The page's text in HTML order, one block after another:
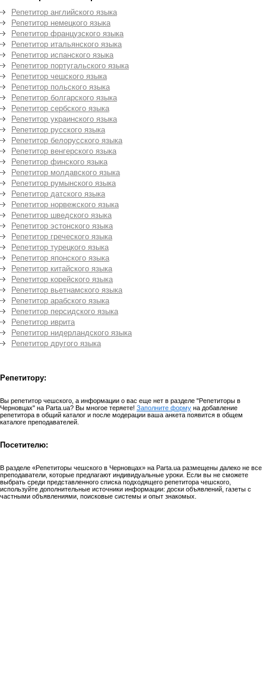
Репетитор английского языка
Репетитор немецкого языка
Репетитор французского языка
Репетитор итальянского языка
Репетитор испанского языка
Репетитор португальского языка
Репетитор чешского языка
Репетитор польского языка
Репетитор болгарского языка
Репетитор сербского языка
Репетитор украинского языка
Репетитор русского языка
Репетитор белорусского языка
Репетитор венгерского языка
Репетитор финского языка
Репетитор молдавского языка
Репетитор румынского языка
Репетитор датского языка
Репетитор норвежского языка
Репетитор шведского языка
Репетитор эстонского языка
Репетитор греческого языка
Репетитор турецкого языка
Репетитор японского языка
Репетитор китайского языка
Репетитор корейского языка
Репетитор вьетнамского языка
Репетитор арабского языка
Репетитор персидского языка
Репетитор иврита
Репетитор нидерландского языка
Репетитор другого языка
Репетитору:
Вы репетитор чешского, а информации о вас еще нет в разделе "Репетиторы в
Черновцах" на Parta.ua? Вы многое теряете! Заполните форму на добавление
репетитора в общий каталог и после модерации ваша анкета появится в общем
каталоге преподавателей.
Посетителю:
В разделе «Репетиторы чешского в Черновцах» на Parta.ua размещены далеко не все
преподаватели, которые предлагают индивидуальные уроки. Если вы не сможете
выбрать среди представленного списка подходящего репетитора чешского,
используйте дополнительные источники информации: доски объявлений, газеты с
частными объявлениями, поисковые системы и опыт знакомых.